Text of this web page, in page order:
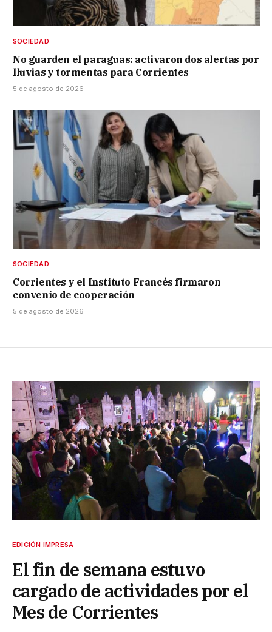
SOCIEDAD
No guarden el paraguas: activaron dos alertas por
lluvias y tormentas para Corrientes
5 de agosto de 2026
SOCIEDAD
Corrientes y el Instituto Francés firmaron
convenio de cooperación
5 de agosto de 2026
EDICIÓN IMPRESA
El fin de semana estuvo
cargado de actividades por el
Mes de Corrientes